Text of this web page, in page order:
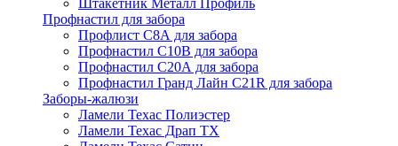
Штакетник Металл Профиль
Профнастил для забора
Профлист С8А для забора
Профнастил С10В для забора
Профнастил С20А для забора
Профнастил Гранд Лайн С21R для забора
Заборы-жалюзи
Ламели Техас Полиэстер
Ламели Техас Драп ТХ